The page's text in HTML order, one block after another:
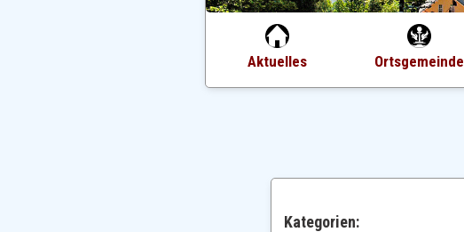
Aktuelles Ortsgemeinde
Kategorien: